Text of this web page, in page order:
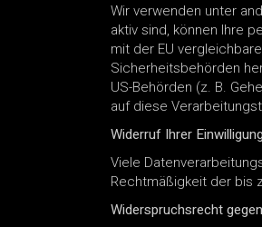
Wir verwenden unter
aktiv sind, können Ihre
mit der EU
Sicherheitsbehörden
US-Behörden (z. B.
auf diese
Widerruf Ihrer
Viele
Rechtmäßigkeit der bis
Widerspruchsrecht